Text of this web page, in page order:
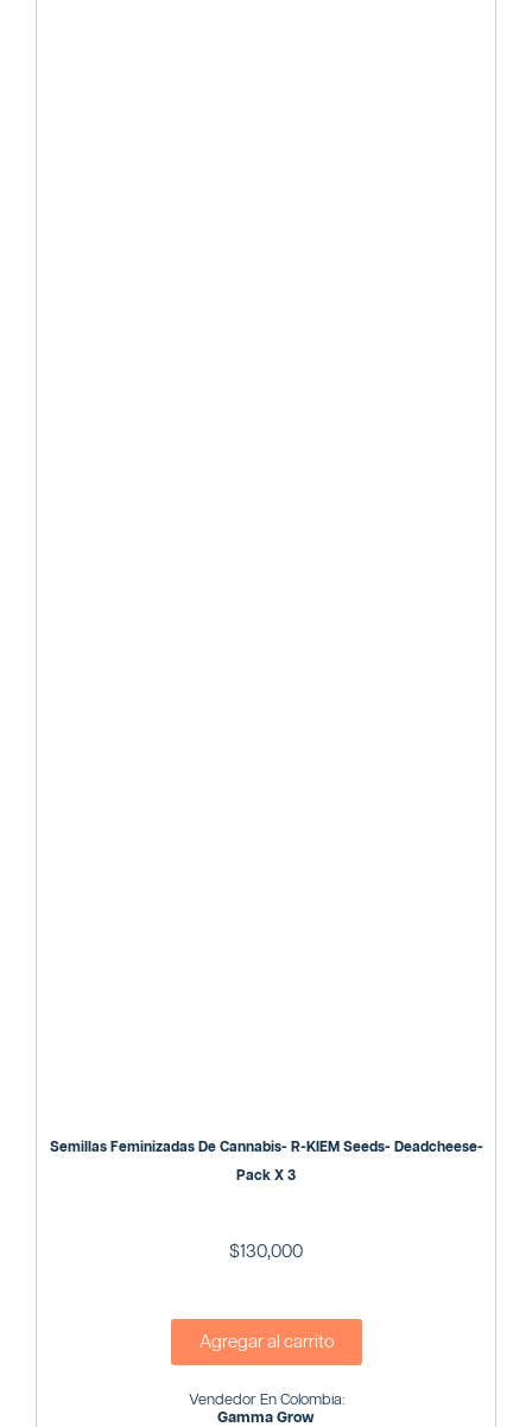
Semillas Feminizadas De Cannabis- R-KIEM Seeds- Deadcheese-
Pack X 3
$130,000
Agregar al carrito
Vendedor En Colombia:
Gamma Grow